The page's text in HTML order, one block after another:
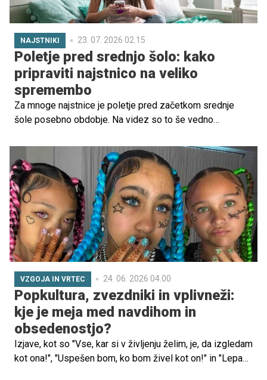
NAJSTNIKI 23. 07. 2026 02.15
Poletje pred srednjo šolo: kako
pripraviti najstnico na veliko
spremembo
Za mnoge najstnice je poletje pred začetkom srednje
šole posebno obdobje. Na videz so to še vedno
domačih nalog, v ozadju pa se pogosto pojavljajo
vznemirjenje, pričakovanje in tudi strah pred neznanim.
VZGOJA IN VRTEC 24. 06. 2026 04.00
Popkultura, zvezdniki in vplivneži:
kje je meja med navdihom in
obsedenostjo?
Izjave, kot so "Vse, kar si v življenju želim, je, da izgledam
kot ona!", "Uspešen bom, ko bom živel kot on!" in "Lepa